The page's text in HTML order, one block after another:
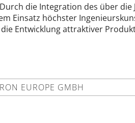
die Integration des über die
Einsatz höchster
Entwicklung attraktiver
EUROPE GMBH